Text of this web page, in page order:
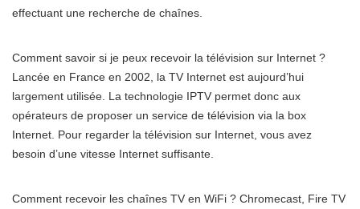
effectuant une recherche de chaînes.
Comment savoir si je peux recevoir la télévision sur Internet ?
Lancée en France en 2002, la TV Internet est aujourd’hui
largement utilisée. La technologie IPTV permet donc aux
opérateurs de proposer un service de télévision via la box
Internet. Pour regarder la télévision sur Internet, vous avez
besoin d’une vitesse Internet suffisante.
Comment recevoir les chaînes TV en WiFi ? Chromecast, Fire TV